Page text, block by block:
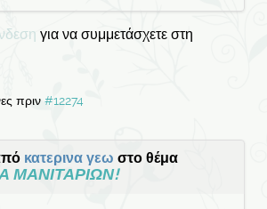
για να συμμετάσχετε στη
πριν #12274
κατερινα γεω στο θέμα
ΜΑΝΙΤΑΡΙΩΝ!